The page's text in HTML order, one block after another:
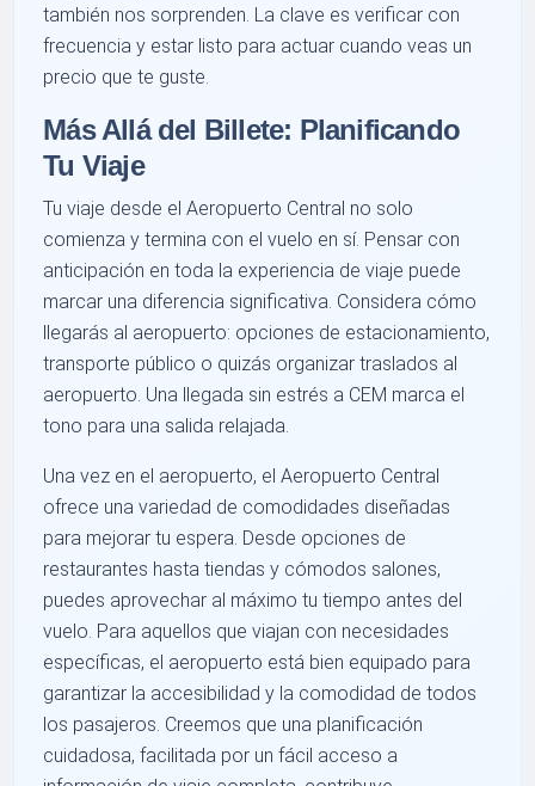
también nos sorprenden. La clave es verificar con
frecuencia y estar listo para actuar cuando veas un
precio que te guste.
Más Allá del Billete: Planificando
Tu Viaje
Tu viaje desde el Aeropuerto Central no solo
comienza y termina con el vuelo en sí. Pensar con
anticipación en toda la experiencia de viaje puede
marcar una diferencia significativa. Considera cómo
llegarás al aeropuerto: opciones de estacionamiento,
transporte público o quizás organizar traslados al
aeropuerto. Una llegada sin estrés a CEM marca el
tono para una salida relajada.
Una vez en el aeropuerto, el Aeropuerto Central
ofrece una variedad de comodidades diseñadas
para mejorar tu espera. Desde opciones de
restaurantes hasta tiendas y cómodos salones,
puedes aprovechar al máximo tu tiempo antes del
vuelo. Para aquellos que viajan con necesidades
específicas, el aeropuerto está bien equipado para
garantizar la accesibilidad y la comodidad de todos
los pasajeros. Creemos que una planificación
cuidadosa, facilitada por un fácil acceso a